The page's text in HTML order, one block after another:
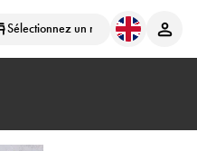
Sélectionnez un magasin